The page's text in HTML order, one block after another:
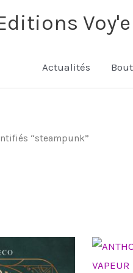
Actualités
“steampunk”